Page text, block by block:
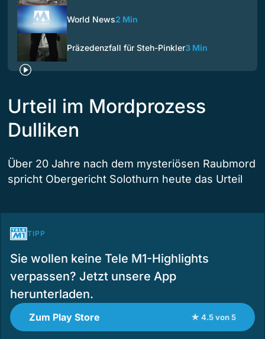
World News2 Min
Präzedenzfall für Steh-Pinkler3 Min
Urteil im Mordprozess
Dulliken
Über 20 Jahre nach dem mysteriösen Raubmord
spricht Obergericht Solothurn heute das Urteil
TIPP
Sie wollen keine Tele M1-Highlights
verpassen? Jetzt unsere App
herunterladen.
Zum Play Store ★ 4.5 von 5